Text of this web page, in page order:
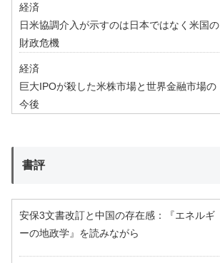
経済
日米協調介入が示すのは日本ではなく米国の
財政危機
経済
巨大IPOが殺した米株市場と世界金融市場の
今後
書評
安保3文書改訂と中国の存在感：『エネルギ
ーの地政学』を読みながら